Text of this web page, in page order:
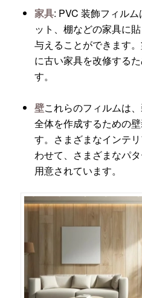
家具: PVC 装飾フィル
ット、棚などの家具に
与えることができます
に古い家具を改修する
す。
壁これらのフィルムは
全体を作成するための
す。さまざまなインテ
わせて、さまざまなパ
用意されています。